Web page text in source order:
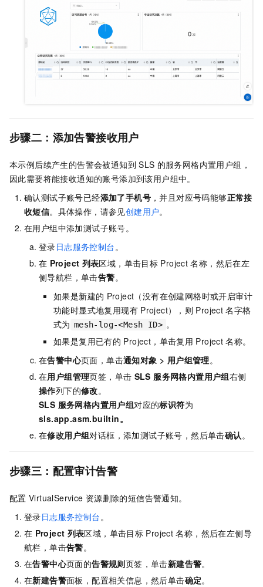
步骤二：添加告警接收用户
本示例后续产生的告警会被通知到 SLS 的服务网格内置用户组，
因此需要将能接收通知的账号添加到该用户组中。
确认测试子账号已经添加了手机号 ，并且对应号码能够正常接
收短信。具体操作，请参见创建用户。
在用户组中添加测试子账号。
登录日志服务控制台。
在 Project 列表区域，单击目标 Project 名称，然后在左
侧导航栏，单击告警。
如果是新建的 Project（没有在创建网格时或开启审计
功能时显式地复用现有 Project），则 Project 名字格
式为 mesh-log-<Mesh ID> 。
如果是复用已有的 Project，单击复用 Project 名称。
在告警中心页面，单击通知对象 > 用户组管理。
在用户组管理页签，单击 SLS 服务网格内置用户组右侧
操作列下的修改。
SLS 服务网格内置用户组对应的标识符为
sls.app.asm.builtin。
在修改用户组对话框，添加测试子账号，然后单击确认。
步骤三：配置审计告警
配置 VirtualService 资源删除的短信告警通知。
登录日志服务控制台。
在 Project 列表区域，单击目标 Project 名称，然后在左侧导
航栏，单击告警。
在告警中心页面的告警规则页签，单击新建告警。
在新建告警面板，配置相关信息，然后单击确定。